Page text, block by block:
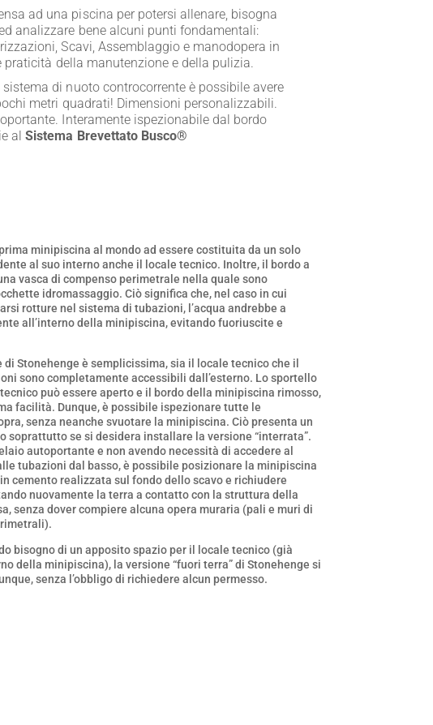
ad una piscina per potersi allenare, bisogna
analizzare bene alcuni punti fondamentali:
Scavi, Assemblaggio e manodopera in
praticità della manutenzione e della pulizia.
sistema di nuoto controcorrente è possibile avere
metri quadrati! Dimensioni personalizzabili.
Interamente ispezionabile dal bordo
alSistema Brevettato Busco®
minipiscina al mondo ad essere costituita da un solo
al suo interno anche il locale tecnico. Inoltre, il bordo a
vasca di compenso perimetrale nella quale sono
idromassaggio. Ciò significa che, nel caso in cui
rotture nel sistema di tubazioni, l’acqua andrebbe a
all’interno della minipiscina, evitando fuoriuscite e
di Stonehenge è semplicissima, sia il locale tecnico che il
sono completamente accessibili dall’esterno. Lo sportello
può essere aperto e il bordo della minipiscina rimosso,
facilità. Dunque, è possibile ispezionare tutte le
senza neanche svuotare la minipiscina. Ciò presenta un
soprattutto se si desidera installare la versione “interrata”.
autoportante e non avendo necessità di accedere al
tubazioni dal basso, è possibile posizionare la minipiscina
cemento realizzata sul fondo dello scavo e richiudere
nuovamente la terra a contatto con la struttura della
senza dover compiere alcuna opera muraria (pali e muri di
bisogno di un apposito spazio per il locale tecnico (già
della minipiscina), la versione “fuori terra” di Stonehenge si
senza l’obbligo di richiedere alcun permesso.